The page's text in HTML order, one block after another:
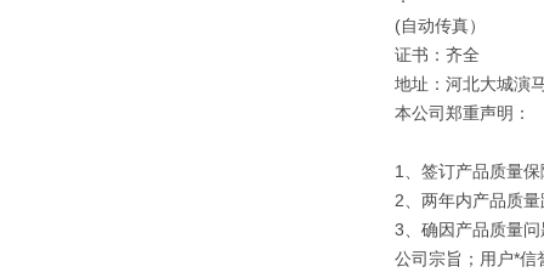
(自动传真）
证书：齐全
地址：河北大城演
本公司郑重声明：
1、签订产品质量
2、两年内产品质
3、确因产品质量
公司宗旨；用户*信